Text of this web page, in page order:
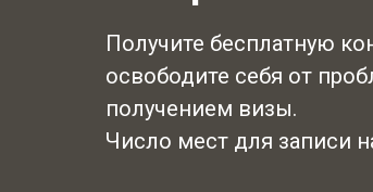
Получите бесплатную
освободите себя от
получением визы.
Число мест для записи